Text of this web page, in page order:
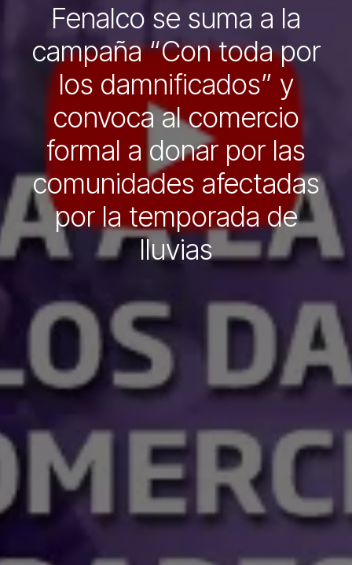
Fenalco se suma a la
campaña “Con toda por
los damnificados” y
convoca al comercio
formal a donar por las
comunidades afectadas
por la temporada de
lluvias